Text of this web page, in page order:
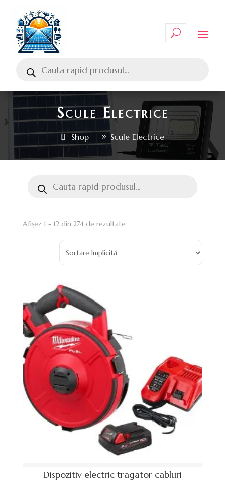
Scule Electrice
Shop Scule Electrice
Afișez 1 - 12 din 274 de rezultate
Dispozitiv electric tragator cabluri